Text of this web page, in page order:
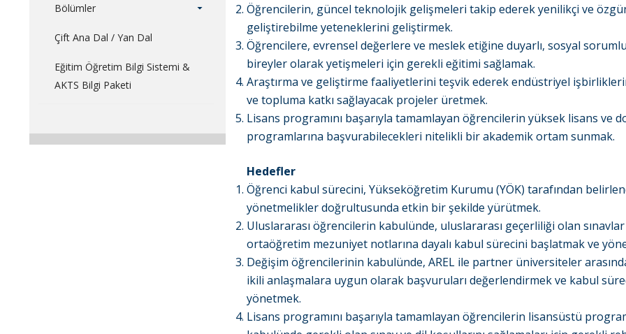
Bölümler
Çift Ana Dal / Yan Dal
Eğitim Öğretim Bilgi Sistemi &
AKTS Bilgi Paketi
Öğrencilerin, güncel teknolojik gelişmeleri takip ederek yenilikçi ve
geliştirebilme yeteneklerini geliştirmek.
Öğrencilere, evrensel değerlere ve meslek etiğine duyarlı, sosyal
bireyler olarak yetişmeleri için gerekli eğitimi sağlamak.
Araştırma ve geliştirme faaliyetlerini teşvik ederek endüstriyel
ve topluma katkı sağlayacak projeler üretmek.
Lisans programını başarıyla tamamlayan öğrencilerin yüksek lisans ve
programlarına başvurabilecekleri nitelikli bir akademik ortam sunmak.
Hedefler
Öğrenci kabul sürecini, Yükseköğretim Kurumu (YÖK) tarafından
yönetmelikler doğrultusunda etkin bir şekilde yürütmek.
Uluslararası öğrencilerin kabulünde, uluslararası geçerliliği olan sınavlar
ortaöğretim mezuniyet notlarına dayalı kabul sürecini başlatmak ve
Değişim öğrencilerinin kabulünde, AREL ile partner üniversiteler
ikili anlaşmalara uygun olarak başvuruları değerlendirmek ve kabul
yönetmek.
Lisans programını başarıyla tamamlayan öğrencilerin lisansüstü